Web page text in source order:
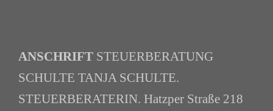
ANSCHRIFT STEUERBERATUNG
SCHULTE TANJA SCHULTE.
STEUERBERATERIN. Hatzper Straße 218